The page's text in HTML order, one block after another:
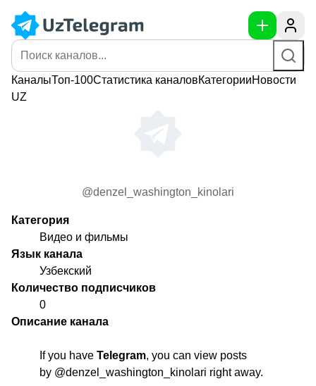
КаналыТоп-100Статистика каналовКатегорииНовости
UZ
@denzel_washington_kinolari
Категория
Видео и фильмы
Язык канала
Узбекский
Количество подписчиков
0
Описание канала
If you have Telegram, you can view posts
by @denzel_washington_kinolari right away.